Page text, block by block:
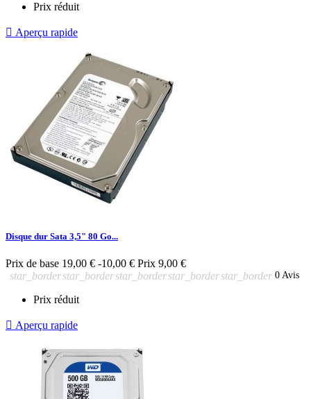
Prix réduit
 Aperçu rapide
Disque dur Sata 3,5" 80 Go...
Prix de base 19,00 € -10,00 € Prix 9,00 €
star_borderstar_borderstar_borderstar_borderstar_border 0 Avis
Prix réduit
 Aperçu rapide